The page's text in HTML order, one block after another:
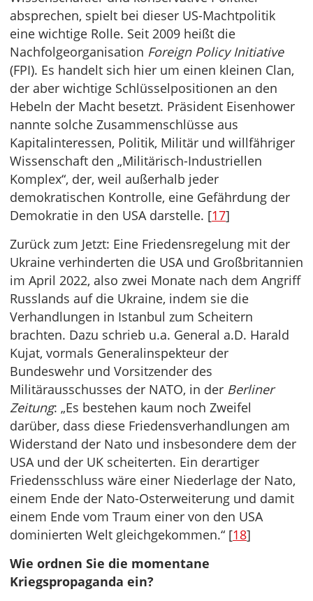
absprechen, spielt bei dieser US-Machtpolitik
eine wichtige Rolle. Seit 2009 heißt die
Nachfolgeorganisation Foreign Policy Initiative
(FPI). Es handelt sich hier um einen kleinen Clan,
der aber wichtige Schlüsselpositionen an den
Hebeln der Macht besetzt. Präsident Eisenhower
nannte solche Zusammenschlüsse aus
Kapitalinteressen, Politik, Militär und willfähriger
Wissenschaft den „Militärisch-Industriellen
Komplex“, der, weil außerhalb jeder
demokratischen Kontrolle, eine Gefährdung der
Demokratie in den USA darstelle. [17]
Zurück zum Jetzt: Eine Friedensregelung mit der
Ukraine verhinderten die USA und Großbritannien
im April 2022, also zwei Monate nach dem Angriff
Russlands auf die Ukraine, indem sie die
Verhandlungen in Istanbul zum Scheitern
brachten. Dazu schrieb u.a. General a.D. Harald
Kujat, vormals Generalinspekteur der
Bundeswehr und Vorsitzender des
Militärausschusses der NATO, in der Berliner
Zeitung: „Es bestehen kaum noch Zweifel
darüber, dass diese Friedensverhandlungen am
Widerstand der Nato und insbesondere dem der
USA und der UK scheiterten. Ein derartiger
Friedensschluss wäre einer Niederlage der Nato,
einem Ende der Nato-Osterweiterung und damit
einem Ende vom Traum einer von den USA
dominierten Welt gleichgekommen.“ [18]
Wie ordnen Sie die momentane
Kriegspropaganda ein?